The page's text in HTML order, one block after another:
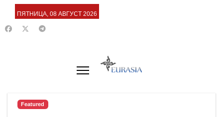
ПЯТНИЦА, 08 АВГУСТ 2026
Featured